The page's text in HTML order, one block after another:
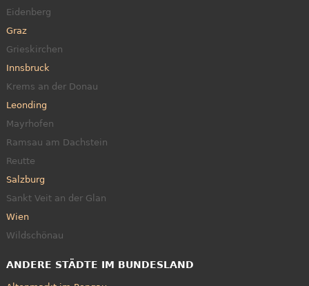
Eidenberg
Graz
Grieskirchen
Innsbruck
Krems an der Donau
Leonding
Mayrhofen
Ramsau am Dachstein
Reutte
Salzburg
Sankt Veit an der Glan
Wien
Wildschönau
ANDERE STÄDTE IM BUNDESLAND